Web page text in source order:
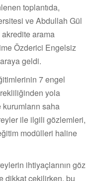
toplantıda,
ve Abdullah Gül
arama
Özderici Engelsiz
geldi.
7 engel
yola
kurumların saha
ile ilgili gözlemleri,
modülleri haline
ihtiyaçlarının göz
dikkat çekilirken, bu